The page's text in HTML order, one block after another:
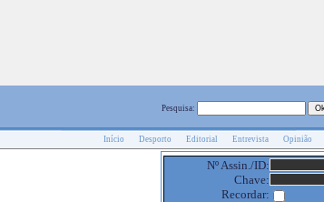
Pesquisa:
Início Desporto Editorial Entrevista Opinião
Nº Assin./ID:
Chave:
Recordar: